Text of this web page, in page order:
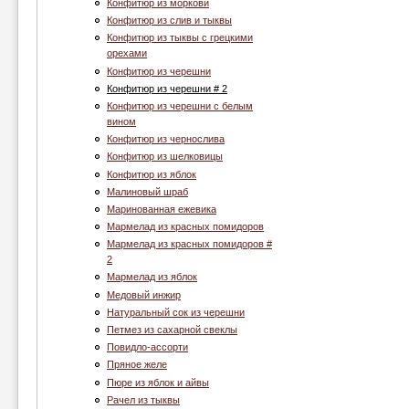
Конфитюр из моркови
Конфитюр из слив и тыквы
Конфитюр из тыквы с грецкими
орехами
Конфитюр из черешни
Конфитюр из черешни # 2
Конфитюр из черешни с белым
вином
Конфитюр из чернослива
Конфитюр из шелковицы
Конфитюр из яблок
Малиновый шраб
Маринованная ежевика
Мармелад из красных помидоров
Мармелад из красных помидоров #
2
Мармелад из яблок
Медовый инжир
Натуральный сок из черешни
Петмез из сахарной свеклы
Повидло-ассорти
Пряное желе
Пюре из яблок и айвы
Рачел из тыквы